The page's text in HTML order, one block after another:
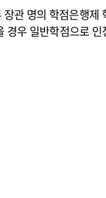
관 명의 학점은행제
우 일반학점으로 인